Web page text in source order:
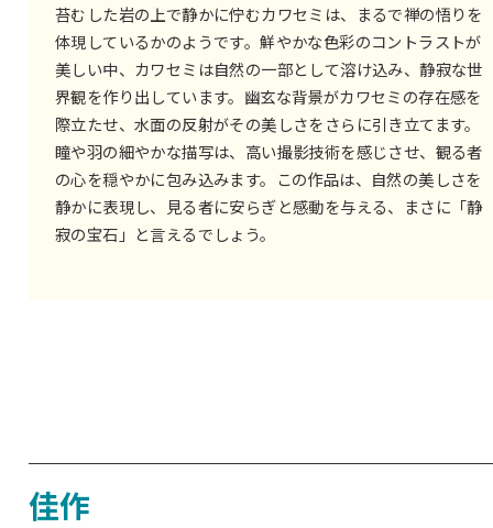
苔むした岩の上で静かに佇むカワセミは、まるで禅の悟りを
体現しているかのようです。鮮やかな色彩のコントラストが
美しい中、カワセミは自然の一部として溶け込み、静寂な世
界観を作り出しています。幽玄な背景がカワセミの存在感を
際立たせ、水面の反射がその美しさをさらに引き立てます。
瞳や羽の細やかな描写は、高い撮影技術を感じさせ、観る者
の心を穏やかに包み込みます。この作品は、自然の美しさを
静かに表現し、見る者に安らぎと感動を与える、まさに「静
寂の宝石」と言えるでしょう。
佳作